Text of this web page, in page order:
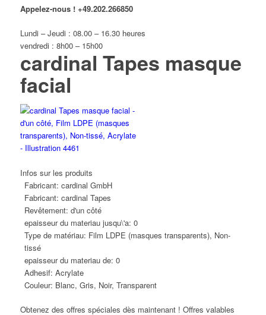
Appelez-nous ! +49.202.266850
Lundi – Jeudi : 08.00 – 16.30 heures
vendredi : 8h00 – 15h00
cardinal Tapes masque
facial
Infos sur les produits
Fabricant: cardinal GmbH
Fabricant: cardinal Tapes
Revêtement: d'un côté
epaisseur du materiau jusqu\'a: 0
Type de matériau: Film LDPE (masques transparents), Non-
tissé
epaisseur du materiau de: 0
Adhesif: Acrylate
Couleur: Blanc, Gris, Noir, Transparent
Obtenez des offres spéciales dès maintenant ! Offres valables